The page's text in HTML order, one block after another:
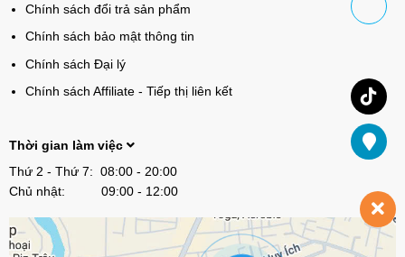
Chính sách đổi trả sản phẩm
Chính sách bảo mật thông tin
Chính sách Đại lý
Chính sách Affiliate - Tiếp thị liên kết
Thời gian làm việc
Thứ 2 - Thứ 7: 08:00 - 20:00
Chủ nhật: 09:00 - 12:00